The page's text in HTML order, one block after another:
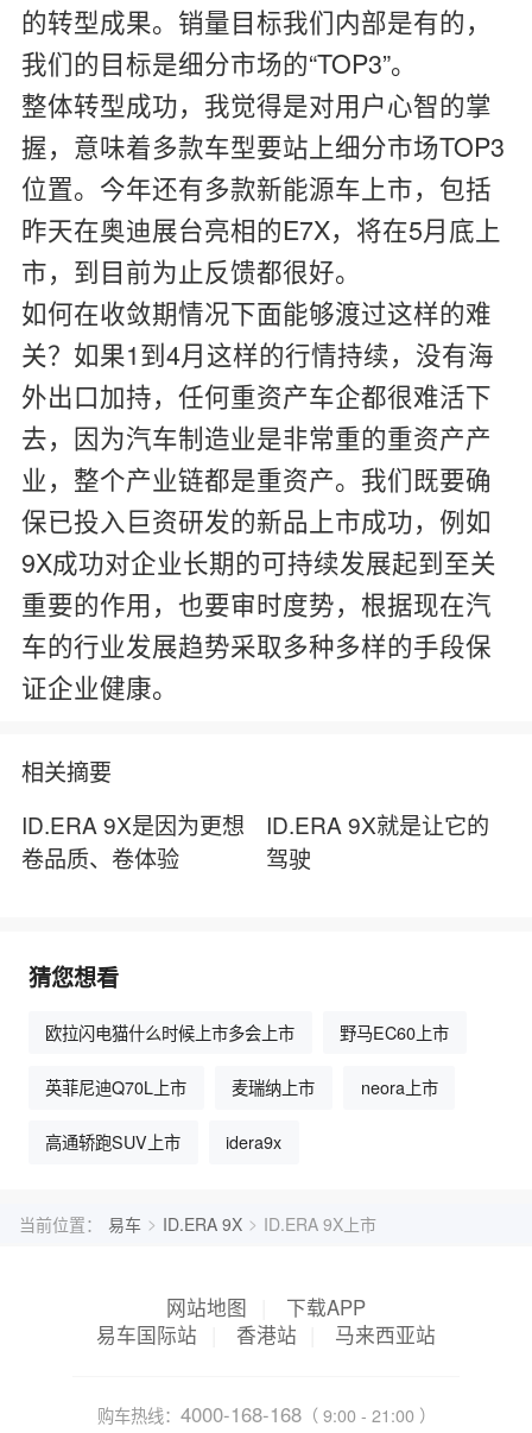
的转型成果。销量目标我们内部是有的，
我们的目标是细分市场的“TOP3”。
整体转型成功，我觉得是对用户心智的掌
握，意味着多款车型要站上细分市场TOP3
位置。今年还有多款新能源车上市，包括
昨天在奥迪展台亮相的E7X，将在5月底上
市，到目前为止反馈都很好。
如何在收敛期情况下面能够渡过这样的难
关？如果1到4月这样的行情持续，没有海
外出口加持，任何重资产车企都很难活下
去，因为汽车制造业是非常重的重资产产
业，整个产业链都是重资产。我们既要确
保已投入巨资研发的新品上市成功，例如
9X成功对企业长期的可持续发展起到至关
重要的作用，也要审时度势，根据现在汽
车的行业发展趋势采取多种多样的手段保
证企业健康。
相关摘要
ID.ERA 9X是因为更想
卷品质、卷体验
ID.ERA 9X就是让它的
驾驶
猜您想看
欧拉闪电猫什么时候上市多会上市 野马EC60上市
英菲尼迪Q70L上市 麦瑞纳上市 neora上市
高通轿跑SUV上市 idera9x
当前位置： 易车 > ID.ERA 9X > ID.ERA 9X上市
网站地图
下载APP
易车国际站
香港站 马来西亚站
购车热线： 4000-168-168（ 9:00 - 21:00 ）